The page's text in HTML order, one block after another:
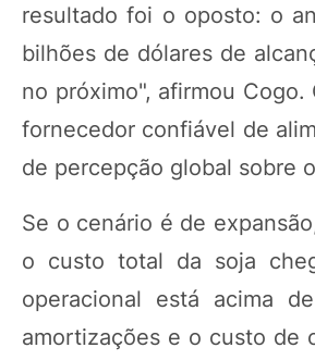
resultado foi o oposto: o
bilhões de dólares de
no próximo", afirmou
fornecedor confiável de
de percepção global sobre
Se o cenário é de
o custo total da soja
operacional está acima
amortizações e o custo de